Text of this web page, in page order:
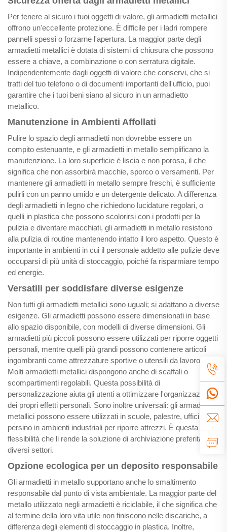
Per tenere al sicuro i tuoi oggetti di valore, gli armadietti metallici
offrono un'eccellente protezione. È difficile per i ladri rompere
pannelli spessi o forzarne l'apertura. La maggior parte degli
armadietti metallici è dotata di sistemi di chiusura che possono
essere a chiave, a combinazione o con serratura digitale.
Indipendentemente dagli oggetti di valore che conservi, che si
tratti del tuo telefono o di documenti importanti dell'ufficio, puoi
garantire che i tuoi beni siano al sicuro in un armadietto
metallico.
Manutenzione in Ambienti Affollati
Pulire lo spazio degli armadietti non dovrebbe essere un
compito estenuante, e gli armadietti in metallo semplificano la
manutenzione. La loro superficie è liscia e non porosa, il che
significa che non assorbirà macchie, sporco o versamenti. Per
mantenere gli armadietti in metallo sempre freschi, è sufficiente
pulirli con un panno umido e un detergente delicato. A differenza
degli armadietti in legno che richiedono lucidature regolari, o
quelli in plastica che possono scolorirsi con i prodotti per la
pulizia e diventare macchiati, gli armadietti in metallo resistono
alla pulizia di routine mantenendo intatto il loro aspetto. Questo è
importante in ambienti in cui il personale addetto alle pulizie deve
occuparsi di più unità di stoccaggio, poiché fa risparmiare tempo
ed energie.
Versatili per soddisfare diverse esigenze
Non tutti gli armadietti metallici sono uguali; si adattano a diverse
esigenze. Gli armadietti possono essere dimensionati in base
allo spazio disponibile, con modelli di diverse dimensioni. Gli
armadietti più piccoli possono essere utilizzati per riporre oggetti
personali, mentre quelli più grandi possono contenere articoli
ingombranti come attrezzature sportive o utensili da lavoro.
Molti armadietti metallici dispongono anche di scaffali o
scompartimenti regolabili. Questa possibilità di
personalizzazione aiuta gli utenti a ottimizzare l'organizzazione
dei propri effetti personali. Sono inoltre universali: gli armadietti
metallici possono essere utilizzati in scuole, palestre, uffici e
persino in ambienti industriali per riporre attrezzi. È questa
flessibilità che li rende la soluzione di archiviazione preferita in
diversi settori.
Opzione ecologica per un deposito responsabile
Gli armadietti in metallo supportano anche lo smaltimento
responsabile dal punto di vista ambientale. La maggior parte del
metallo utilizzato negli armadietti è riciclabile, il che significa che
al termine della loro vita utile non finiscono nelle discariche, a
differenza degli elementi di stoccaggio in plastica. Inoltre,